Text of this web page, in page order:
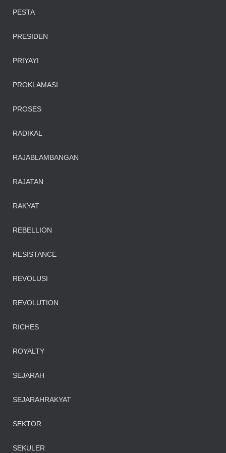
PESTA
PRESIDEN
PRIYAYI
PROKLAMASI
PROSES
RADIKAL
RAJABLAMBANGAN
RAJATAN
RAKYAT
REBELLION
RESISTANCE
REVOLUSI
REVOLUTION
RICHES
ROYALTY
SEJARAH
SEJARAHRAKYAT
SEKTOR
SEKULER